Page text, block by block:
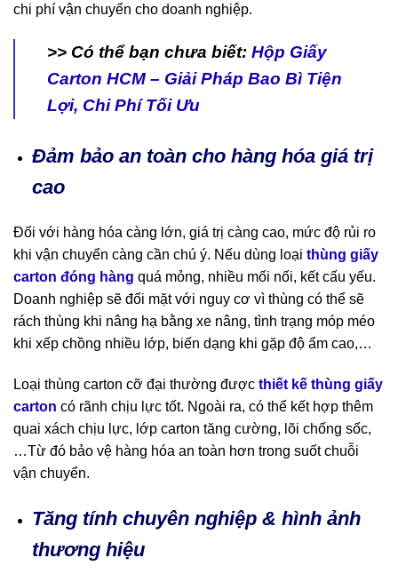
chi phí vận chuyển cho doanh nghiệp.
>> Có thể bạn chưa biết: Hộp Giấy
Carton HCM – Giải Pháp Bao Bì Tiện
Lợi, Chi Phí Tối Ưu
Đảm bảo an toàn cho hàng hóa giá trị
cao
Đối với hàng hóa càng lớn, giá trị càng cao, mức độ rủi ro
khi vận chuyển càng cần chú ý. Nếu dùng loại thùng giấy
carton đóng hàng quá mỏng, nhiều mối nối, kết cấu yếu.
Doanh nghiệp sẽ đối mặt với nguy cơ vì thùng có thể sẽ
rách thùng khi nâng hạ bằng xe nâng, tình trạng móp méo
khi xếp chồng nhiều lớp, biến dạng khi gặp độ ẩm cao,…
Loại thùng carton cỡ đại thường được thiết kế thùng giấy
carton có rãnh chịu lực tốt. Ngoài ra, có thể kết hợp thêm
quai xách chịu lực, lớp carton tăng cường, lõi chống sốc,
…Từ đó bảo vệ hàng hóa an toàn hơn trong suốt chuỗi
vận chuyển.
Tăng tính chuyên nghiệp & hình ảnh
thương hiệu